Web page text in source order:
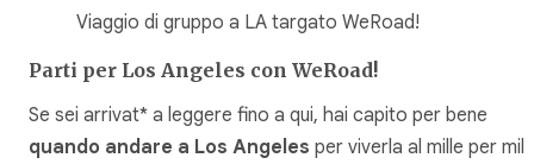
Viaggio di gruppo a LA targato WeRoad!
Parti per Los Angeles con WeRoad!
Se sei arrivat* a leggere fino a qui, hai capito per bene
quando andare a Los Angeles per viverla al mille per